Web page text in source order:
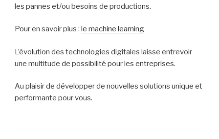
les pannes et/ou besoins de productions.
Pour en savoir plus : le machine learning
L’évolution des technologies digitales laisse entrevoir
une multitude de possibilité pour les entreprises.
Au plaisir de développer de nouvelles solutions unique et
performante pour vous.